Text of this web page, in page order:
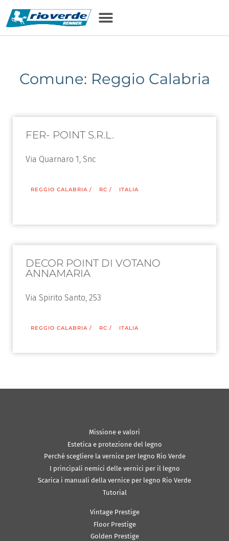
Comune: Reggio Calabria
FER- POINT S.R.L.
Via Quarnaro 1, Snc
REGGIO CALABRIA / RC / ITALIA
DECOR POINT DI VOTANO
ANNAMARIA
Via Spirito Santo, 253
REGGIO CALABRIA / RC / ITALIA
Missione e valori
Estetica e protezione del legno
Perché scegliere la vernice per legno Rio Verde
I principali nemici delle vernici per il legno
Scarica i manuali della vernice per legno Rio Verde
Tutorial
Vintage Prestige
Floor Prestige
Golden Prestige